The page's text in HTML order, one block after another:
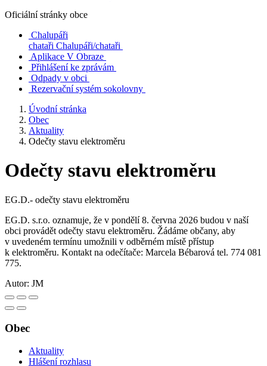
Oficiální stránky obce
Chalupáři
chataři Chalupáři/chataři
Aplikace V Obraze
Přihlášení ke zprávám
Odpady v obci
Rezervační systém sokolovny
Úvodní stránka
Obec
Aktuality
Odečty stavu elektroměru
Odečty stavu elektroměru
EG.D.- odečty stavu elektroměru
EG.D. s.r.o. oznamuje, že v pondělí 8. června 2026 budou v naší
obci provádět odečty stavu elektroměru. Žádáme občany, aby
v uvedeném termínu umožnili v odběrném místě přístup
k elektroměru. Kontakt na odečítače: Marcela Bébarová tel. 774 081
775.
Autor: JM
Obec
Aktuality
Hlášení rozhlasu